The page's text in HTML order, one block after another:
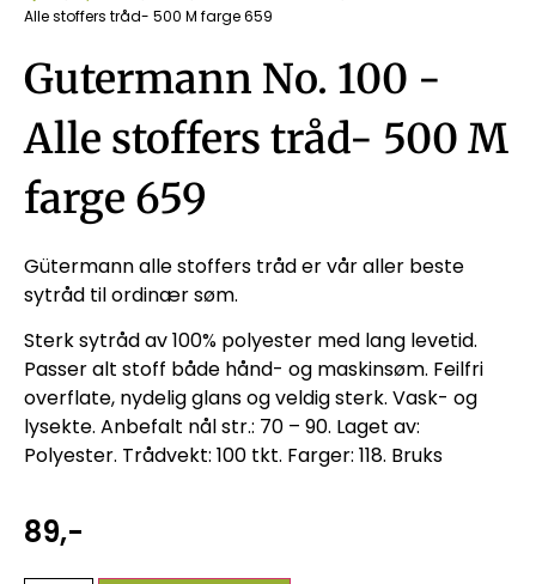
Alle stoffers tråd- 500 M farge 659
Gutermann No. 100 -
Alle stoffers tråd- 500 M
farge 659
Gütermann alle stoffers tråd er vår aller beste
sytråd til ordinær søm.
Sterk sytråd av 100% polyester med lang levetid.
Passer alt stoff både hånd- og maskinsøm. Feilfri
overflate, nydelig glans og veldig sterk. Vask- og
lysekte. Anbefalt nål str.: 70 – 90. Laget av:
Polyester. Trådvekt: 100 tkt. Farger: 118. Bruks
89,-